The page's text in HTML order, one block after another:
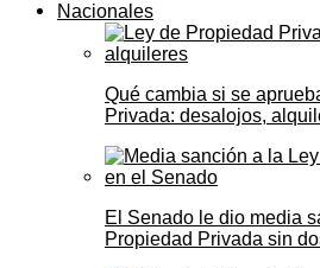
Nacionales
Qué cambia si se
Privada: desalojos,
El Senado le dio media
Propiedad Privada sin